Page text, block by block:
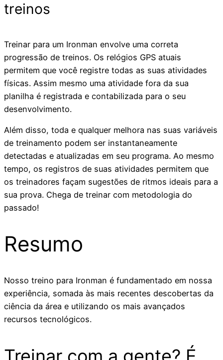
treinos
Treinar para um Ironman envolve uma correta
progressão de treinos. Os relógios GPS atuais
permitem que você registre todas as suas atividades
físicas. Assim mesmo uma atividade fora da sua
planilha é registrada e contabilizada para o seu
desenvolvimento.
Além disso, toda e qualquer melhora nas suas variáveis
de treinamento podem ser instantaneamente
detectadas e atualizadas em seu programa. Ao mesmo
tempo, os registros de suas atividades permitem que
os treinadores façam sugestões de ritmos ideais para a
sua prova. Chega de treinar com metodologia do
passado!
Resumo
Nosso treino para Ironman é fundamentado em nossa
experiência, somada às mais recentes descobertas da
ciência da área e utilizando os mais avançados
recursos tecnológicos.